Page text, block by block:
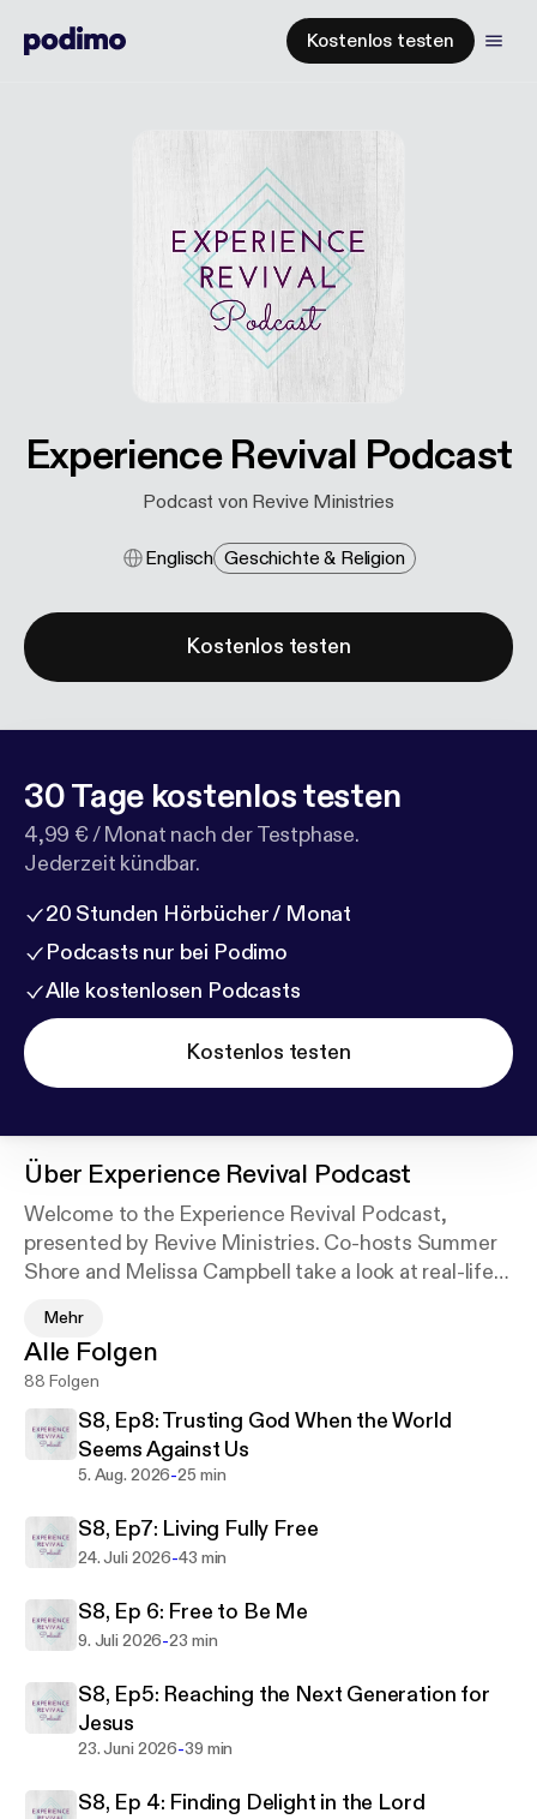
Kostenlos testen
Experience Revival Podcast
Podcast von Revive Ministries
Englisch Geschichte & Religion
Kostenlos testen
30 Tage kostenlos testen
4,99 € / Monat nach der Testphase.
Jederzeit kündbar.
20 Stunden Hörbücher / Monat
Podcasts nur bei Podimo
Alle kostenlosen Podcasts
Kostenlos testen
Über Experience Revival Podcast
Welcome to the Experience Revival Podcast,
presented by Revive Ministries. Co-hosts Summer
Shore and Melissa Campbell take a look at real-life
chai tea, Summer and Melissa talk about finding
passion, purpose and power in Christ, and what that
looks like in everyday life. Their goal is to help
empower you to live intentionally in your identity in
Christ and impact the world around you.
Mehr
Alle Folgen
88 Folgen
S8, Ep8: Trusting God When the World
Seems Against Us
5. Aug. 2026-25 min
S8, Ep7: Living Fully Free
24. Juli 2026-43 min
S8, Ep 6: Free to Be Me
9. Juli 2026-23 min
S8, Ep5: Reaching the Next Generation for
Jesus
23. Juni 2026-39 min
S8, Ep 4: Finding Delight in the Lord